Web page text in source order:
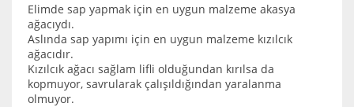
Elimde sap yapmak için en uygun malzeme akasya
ağacıydı.
Aslında sap yapımı için en uygun malzeme kızılcık
ağacıdır.
Kızılcık ağacı sağlam lifli olduğundan kırılsa da
kopmuyor, savrularak çalışıldığından yaralanma
olmuyor.